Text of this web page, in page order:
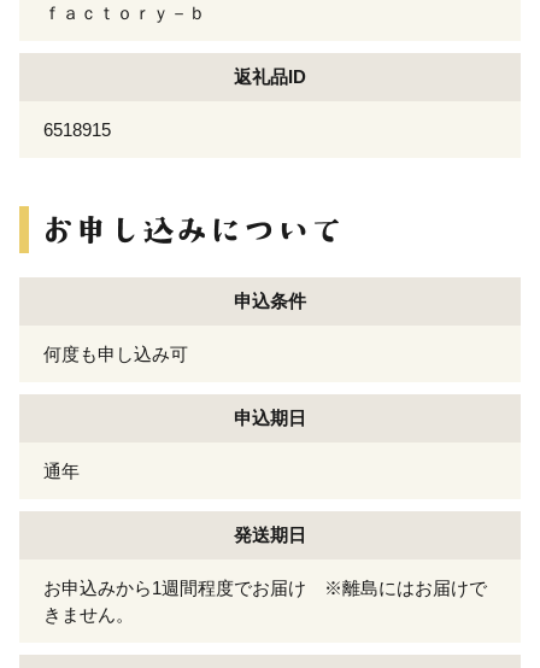
ｆａｃｔｏｒｙ－ｂ
返礼品ID
6518915
申込条件
何度も申し込み可
申込期日
通年
発送期日
お申込みから1週間程度でお届け ※離島にはお届けで
きません。